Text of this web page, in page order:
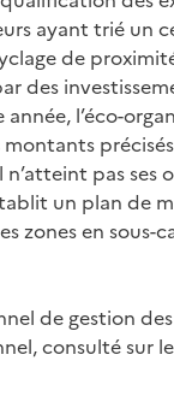
ayant trié un
de
des
l’éco-
pas
un plan de
zones en sous-
de gestion des
consulté sur